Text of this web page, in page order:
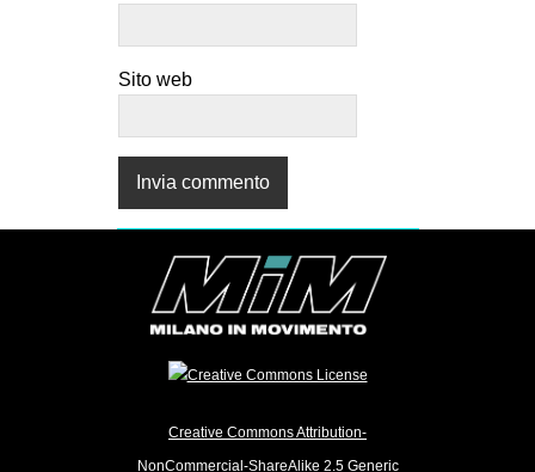
Sito web
Creative Commons Attribution-
NonCommercial-ShareAlike 2.5 Generic